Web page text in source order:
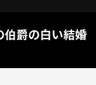
爵の白い結婚